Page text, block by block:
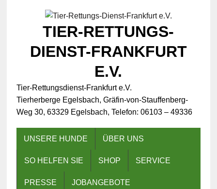
TIER-RETTUNGS-
DIENST-FRANKFURT
E.V.
Tier-Rettungsdienst-Frankfurt e.V.
Tierherberge Egelsbach, Gräfin-von-Stauffenberg-
Weg 30, 63329 Egelsbach, Telefon: 06103 – 49336
UNSERE HUNDE ÜBER UNS
SO HELFEN SIE SHOP SERVICE
PRESSE JOBANGEBOTE